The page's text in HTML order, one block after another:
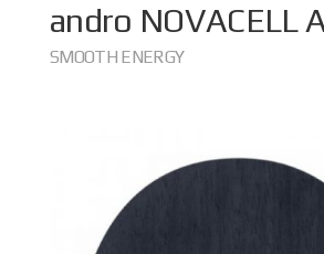
andro NOVACELL
SMOOTH ENERGY